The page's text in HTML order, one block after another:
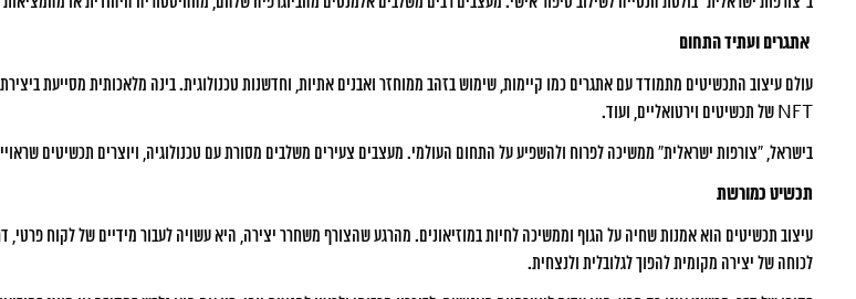
אתגרים ועתיד התחום
עולם עיצוב התכשיטים מתמודד עם אתגרים כמו קיימות, שימוש בזהב ממוחזר ואבנים אתיות, וחדשנות טכנולוגית. בינה מלאכותית מסייעת
NFT של תכשיטים וירטואליים, ועוד.
בישראל, “צורפות ישראלית” ממשיכה לפרוח ולהשפיע על התחום העולמי. מעצבים צעירים משלבים מסורת עם טכנולוגיה, ויוצרים תכשיטים
תכשיט כמורשת
עיצוב תכשיטים הוא אמנות שחיה על הגוף וממשיכה לחיות במוזיאונים. מהרגע שהצורף משחרר יצירה, היא עשויה לעבור מידיים של לקוח פרטי,
לכוחה של יצירה מקומית להפוך לגלובלית ולנצחית.